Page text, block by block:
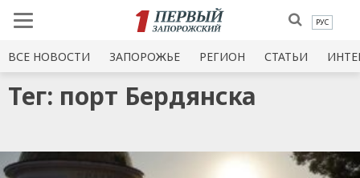
РУС
ВСЕ НОВОСТИ ЗАПОРОЖЬЕ РЕГИОН СТАТЬИ
Тег: порт Бердянска